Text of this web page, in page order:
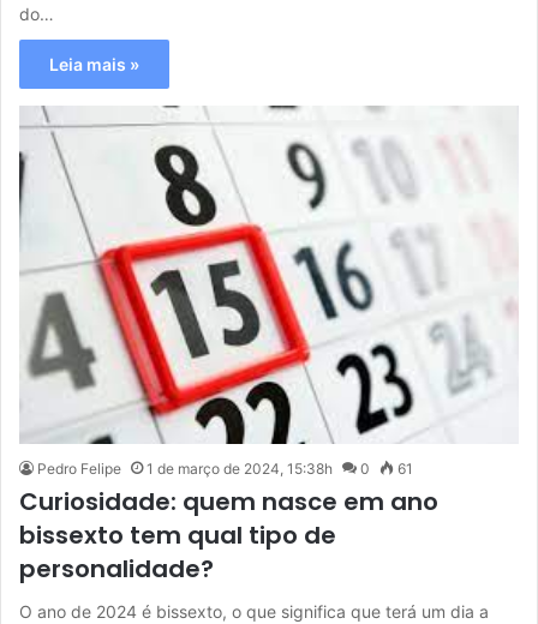
do…
Leia mais »
Pedro Felipe 1 de março de 2024, 15:38h 0 61
Curiosidade: quem nasce em ano
bissexto tem qual tipo de
personalidade?
O ano de 2024 é bissexto, o que significa que terá um dia a